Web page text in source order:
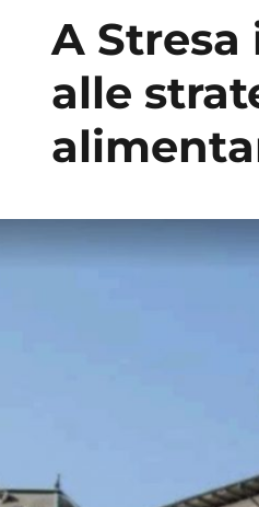
A Stresa
alle